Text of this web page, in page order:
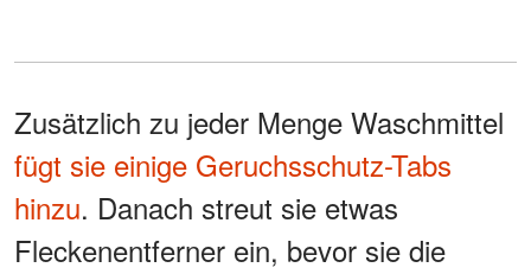
Zusätzlich zu jeder Menge Waschmittel
fügt sie einige Geruchsschutz-Tabs
hinzu. Danach streut sie etwas
Fleckenentferner ein, bevor sie die